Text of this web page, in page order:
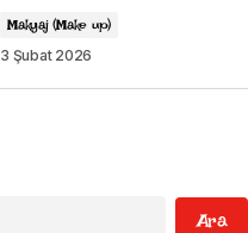
Makyaj (Make up)
3 Şubat 2026
Ara